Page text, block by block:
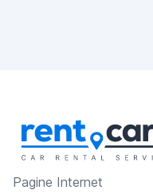
Pagine Internet